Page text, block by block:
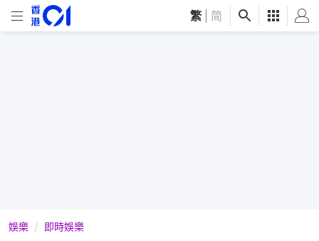
繁 简
娛樂 即時娛樂